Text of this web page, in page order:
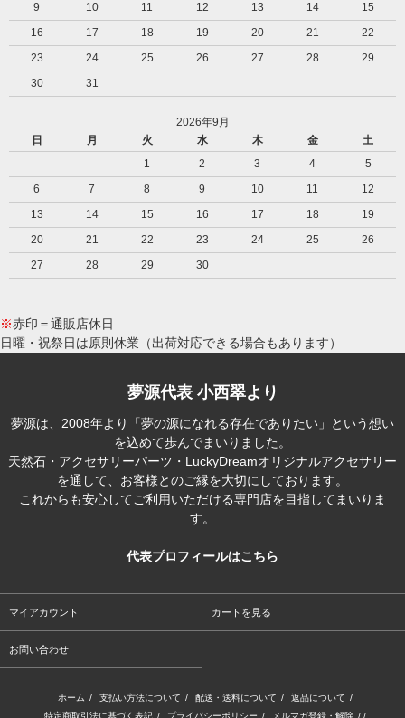
9
10 11 12 13 14
15
16
17 18 19 20 21
22
23
24 25 26 27 28
29
30
31
2026年9月
日
月 火 水 木 金
土
1
2 3 4
5
6
7 8 9 10 11
12
13
14 15 16 17 18
19
20
21 22 23 24 25
26
27
28 29 30
※赤印＝通販店休日
日曜・祝祭日は原則休業（出荷対応できる場合もあります）
夢源代表 小西翠より
夢源は、2008年より「夢の源になれる存在でありたい」という想い
を込めて歩んでまいりました。
天然石・アクセサリーパーツ・LuckyDreamオリジナルアクセサリー
を通して、お客様とのご縁を大切にしております。
これからも安心してご利用いただける専門店を目指してまいりま
す。
代表プロフィールはこちら
マイアカウント カートを見る
お問い合わせ
ホーム / 支払い方法について / 配送・送料について / 返品について /